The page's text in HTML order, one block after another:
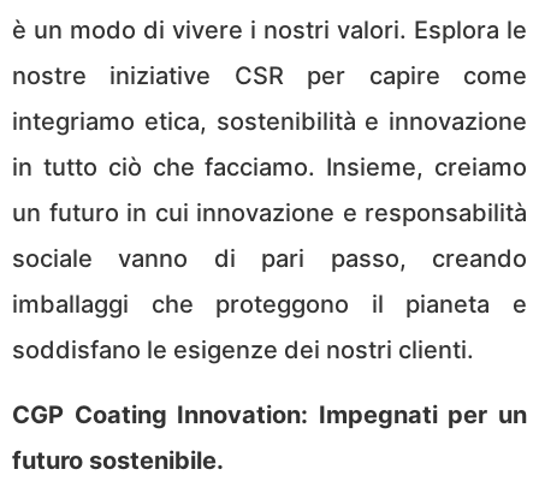
è un modo di vivere i nostri valori. Esplora le
nostre iniziative CSR per capire come
integriamo etica, sostenibilità e innovazione
in tutto ciò che facciamo. Insieme, creiamo
un futuro in cui innovazione e responsabilità
sociale vanno di pari passo, creando
imballaggi che proteggono il pianeta e
soddisfano le esigenze dei nostri clienti.
CGP Coating Innovation: Impegnati per un
futuro sostenibile.